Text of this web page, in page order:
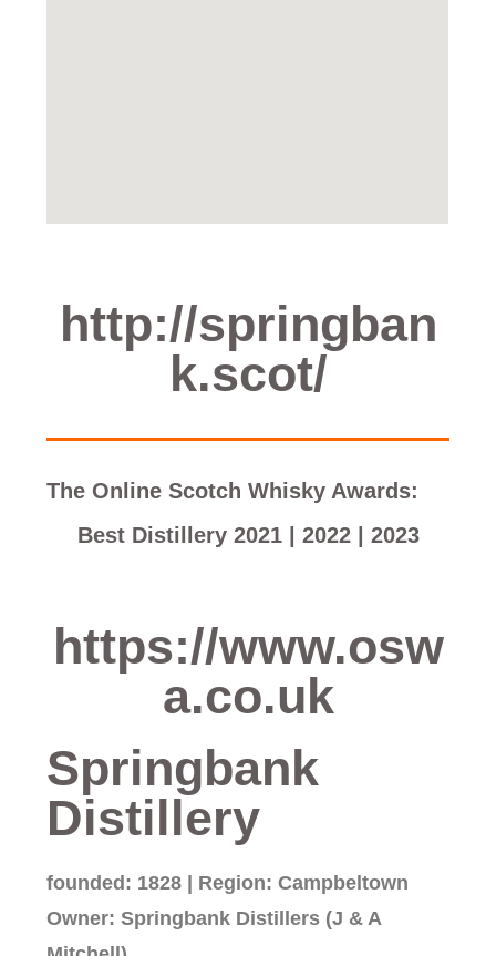
http://springban
k.scot/
The Online Scotch Whisky Awards:
Best Distillery 2021 | 2022 | 2023
https://www.osw
a.co.uk
Springbank
Distillery
founded: 1828 | Region: Campbeltown
Owner: Springbank Distillers (J & A